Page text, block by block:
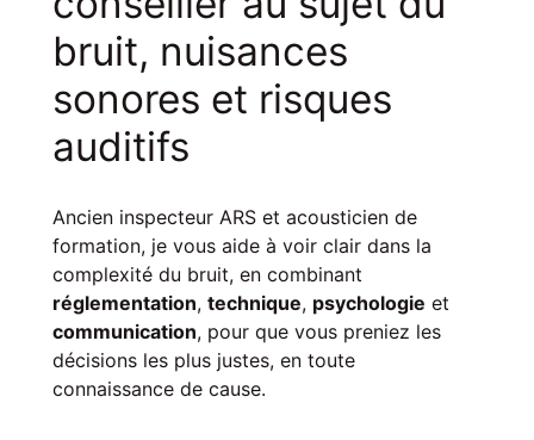
bruit, nuisances
sonores et risques
auditifs
Ancien inspecteur ARS et acousticien de
formation, je vous aide à voir clair dans la
complexité du bruit, en combinant
réglementation, technique, psychologie et
communication, pour que vous preniez les
décisions les plus justes, en toute
connaissance de cause.